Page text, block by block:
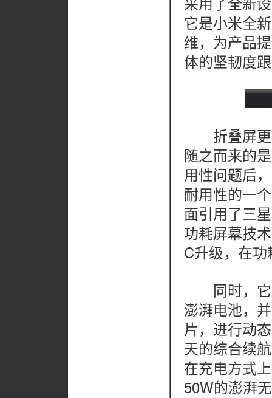
它是小米全
维，为产品
体的坚韧度
折叠屏更
随之而来的
用性问题后
耐用性的一
面引用了三
功耗屏幕技
C升级，在
同时，它
澎湃电池，
片，进行动
天的综合续
在充电方式
50W的澎湃